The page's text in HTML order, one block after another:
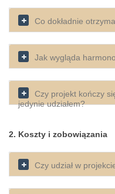
Co dokładnie
Jak wygląda
Czy projekt kończy
jedynie udziałem?
2. Koszty i zobowiązania
Czy udział w